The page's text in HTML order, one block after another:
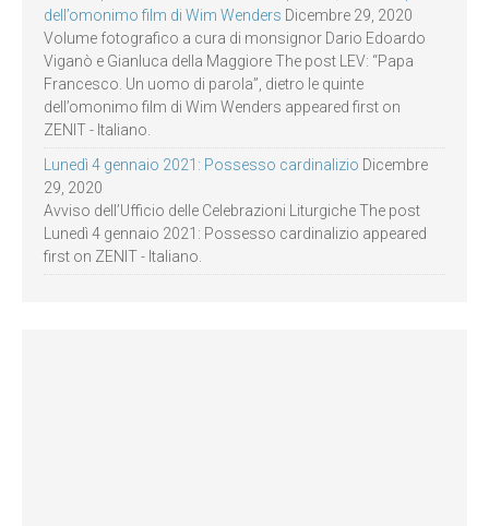
dell’omonimo film di Wim Wenders Dicembre 29, 2020
Volume fotografico a cura di monsignor Dario Edoardo
Viganò e Gianluca della Maggiore The post LEV: “Papa
Francesco. Un uomo di parola”, dietro le quinte
dell’omonimo film di Wim Wenders appeared first on
ZENIT - Italiano.
Lunedì 4 gennaio 2021: Possesso cardinalizio Dicembre
29, 2020
Avviso dell’Ufficio delle Celebrazioni Liturgiche The post
Lunedì 4 gennaio 2021: Possesso cardinalizio appeared
first on ZENIT - Italiano.